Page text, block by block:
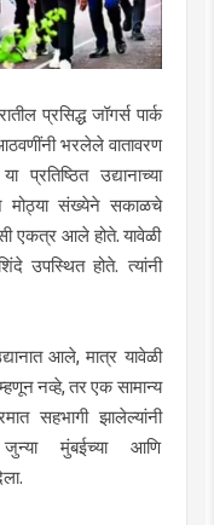
प्रसिद्ध जॉगर्स पार्क
भरलेले वातावरण
प्रतिष्ठित उद्यानाच्या
मोठ्या संख्येने सकाळचे
एकत्र आले होते. यावेळी
उपस्थित होते. त्यांनी
आले, मात्र यावेळी
नव्हे, तर एक सामान्य
सहभागी झालेल्यांनी
जुन्या मुंबईच्या आणि